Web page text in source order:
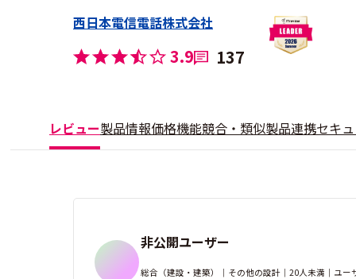
西日本電信電話株式会社
3.9 137
レビュー製品情報価格機能競合・類似製品連携セキ
非公開ユーザー
総合（建設・建築）｜その他の設計｜20人未満｜ユ